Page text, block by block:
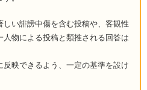
い誹謗中傷を含む投稿や、客観性
物による投稿と類推される回答は
映できるよう、一定の基準を設け